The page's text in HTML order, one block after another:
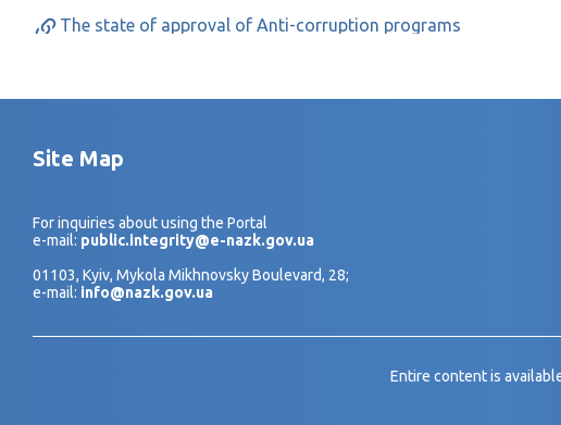
The state of approval of Anti-corruption programs
Site Map
For inquiries about using the Portal
e-mail: public.integrity@e-nazk.gov.ua
01103, Kyiv, Mykola Mikhnovsky Boulevard, 28;
e-mail: info@nazk.gov.ua
Entire content is